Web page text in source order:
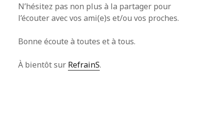
N’hésitez pas non plus à la partager pour
l’écouter avec vos ami(e)s et/ou vos proches.
Bonne écoute à toutes et à tous.
À bientôt sur RefrainS.